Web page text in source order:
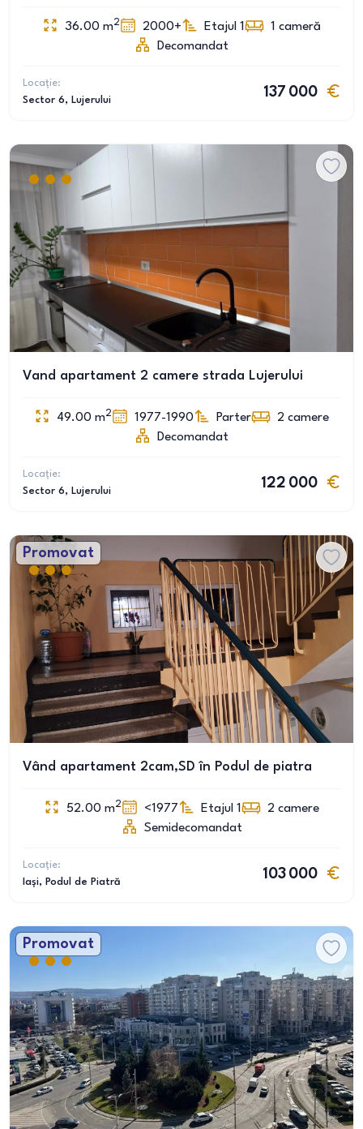
36.00 m2 2000+ Etajul 1 1 cameră
Decomandat
Locație:
Sector 6, Lujerului
137 000
Vand apartament 2 camere strada Lujerului
49.00 m2 1977-1990 Parter 2 camere
Decomandat
Locație:
Sector 6, Lujerului
122 000
Promovat
Vând apartament 2cam,SD în Podul de piatra
52.00 m2 <1977 Etajul 1 2 camere
Semidecomandat
Locație:
Iași, Podul de Piatră
103 000
Promovat